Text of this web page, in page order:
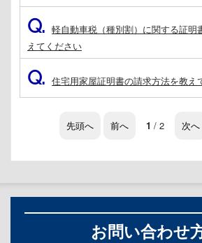
Q. 軽自動車税（種別割）に関する証明
えてください
Q. 住宅用家屋証明書の請求方法を教え
先頭へ 前へ 1 / 2 次へ
お問い合わせ